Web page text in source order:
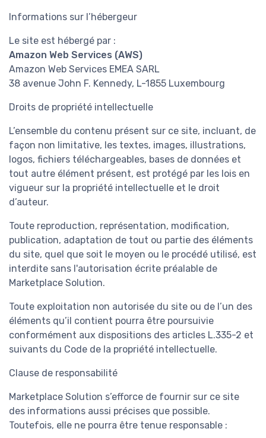
Informations sur l’hébergeur
Le site est hébergé par :
Amazon Web Services (AWS)
Amazon Web Services EMEA SARL
38 avenue John F. Kennedy, L-1855 Luxembourg
Droits de propriété intellectuelle
L’ensemble du contenu présent sur ce site, incluant, de
façon non limitative, les textes, images, illustrations,
logos, fichiers téléchargeables, bases de données et
tout autre élément présent, est protégé par les lois en
vigueur sur la propriété intellectuelle et le droit
d’auteur.
Toute reproduction, représentation, modification,
publication, adaptation de tout ou partie des éléments
du site, quel que soit le moyen ou le procédé utilisé, est
interdite sans l'autorisation écrite préalable de
Marketplace Solution.
Toute exploitation non autorisée du site ou de l’un des
éléments qu’il contient pourra être poursuivie
conformément aux dispositions des articles L.335-2 et
suivants du Code de la propriété intellectuelle.
Clause de responsabilité
Marketplace Solution s’efforce de fournir sur ce site
des informations aussi précises que possible.
Toutefois, elle ne pourra être tenue responsable :